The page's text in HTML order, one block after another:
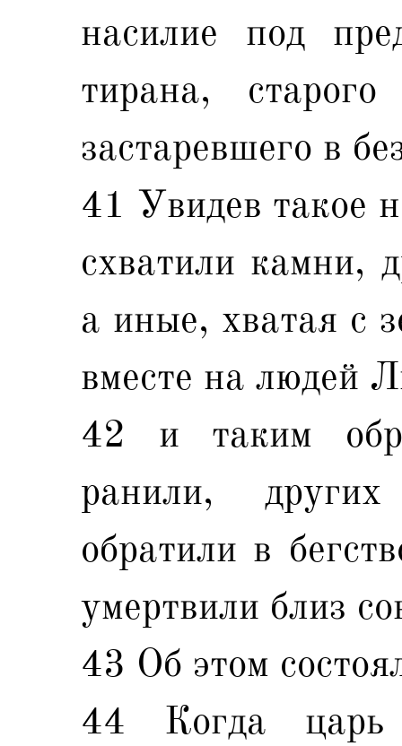
насилие под
тирана,
застаревшего в
41 Увидев такое
схватили камни,
а иные, хватая с
вместе на людей
42 и таким
ранили,
обратили в
умертвили близ
43 Об этом
44 Когда